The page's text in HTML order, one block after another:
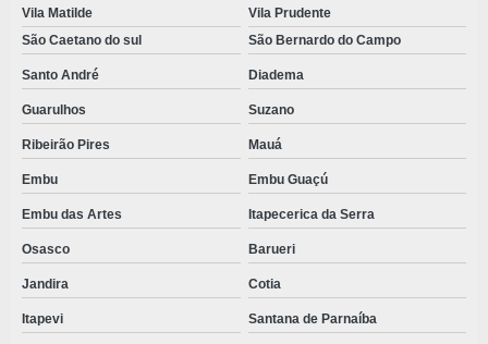
Vila Matilde
Vila Prudente
São Caetano do sul
São Bernardo do Campo
Santo André Diadema
Guarulhos Suzano
Ribeirão Pires Mauá
Embu Embu Guaçú
Embu das Artes Itapecerica da Serra
Osasco Barueri
Jandira Cotia
Itapevi Santana de Parnaíba